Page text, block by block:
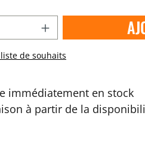
de souhaits
immédiatement en stock
à partir de la